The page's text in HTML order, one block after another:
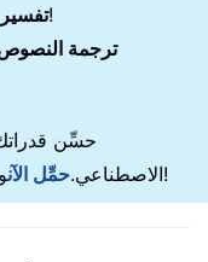
: افهم الصيغ المعقدة بسهولة!
ترجمة
حسِّن
الاصطناعي.حمِّل الآن وجرِّب الكفاءة كما لم تفعل من قبل!